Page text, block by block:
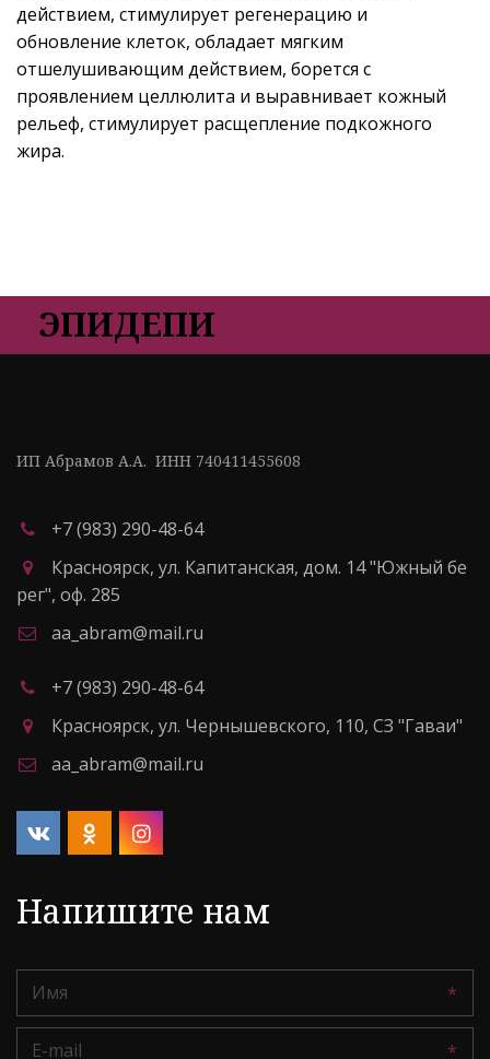
действием, стимулирует регенерацию и
обновление клеток, обладает мягким
отшелушивающим действием, борется с
проявлением целлюлита и выравнивает кожный
рельеф, стимулирует расщепление подкожного
жира.
ЭПИДЕПИ
ИП Абрамов А.А.  ИНН 740411455608
+7 (983) 290-48-64
Красноярск, ул. Капитанская, дом. 14 "Южный бе
рег", оф. 285
aa_abram@mail.ru
+7 (983) 290-48-64
Красноярск, ул. Чернышевского, 110, СЗ "Гаваи"
aa_abram@mail.ru
Напишите нам
*
*